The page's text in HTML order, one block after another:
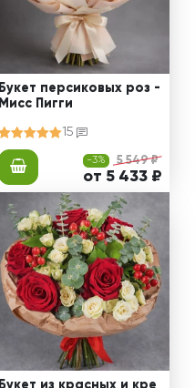
Букет персиковых роз -
Мисс Пигги
15
-3% 5 549 ₽
от 5 433 ₽
Букет из красных и кре